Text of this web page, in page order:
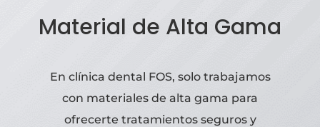
Material de Alta Gama
En clínica dental FOS, solo trabajamos
con materiales de alta gama para
ofrecerte tratamientos seguros y